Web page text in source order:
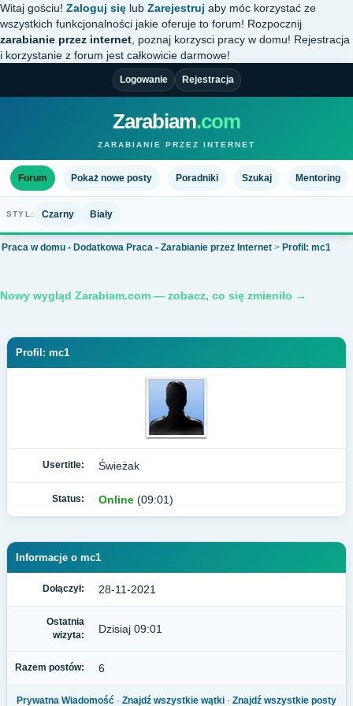
Witaj gościu! Zaloguj się lub Zarejestruj aby móc korzystać ze
wszystkich funkcjonalności jakie oferuje to forum! Rozpocznij
zarabianie przez internet , poznaj korzysci pracy w domu! Rejestracja
i korzystanie z forum jest całkowicie darmowe!
Logowanie Rejestracja
Zarabiam.com
ZARABIANIE PRZEZ INTERNET
Forum Pokaż nowe posty Poradniki Szukaj Mentoring
STYL: Czarny Biały
Praca w domu - Dodatkowa Praca - Zarabianie przez Internet > Profil: mc1
Nowy wygląd Zarabiam.com — zobacz, co się zmieniło →
Profil: mc1
Usertitle: Świeżak
Status: Online (09:01)
Informacje o mc1
Dołączył: 28-11-2021
Ostatnia
wizyta:
Dzisiaj 09:01
Razem postów: 6
Prywatna Wiadomość · Znajdź wszystkie wątki · Znajdź wszystkie posty